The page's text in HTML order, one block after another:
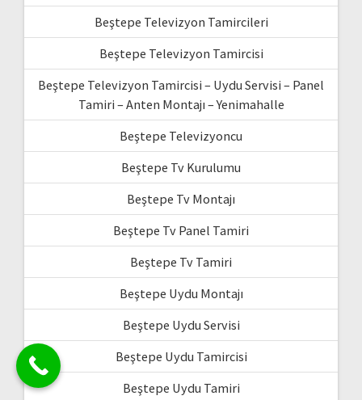
Beştepe Televizyon Tamircileri
Beştepe Televizyon Tamircisi
Beştepe Televizyon Tamircisi – Uydu Servisi – Panel
Tamiri – Anten Montajı – Yenimahalle
Beştepe Televizyoncu
Beştepe Tv Kurulumu
Beştepe Tv Montajı
Beştepe Tv Panel Tamiri
Beştepe Tv Tamiri
Beştepe Uydu Montajı
Beştepe Uydu Servisi
Beştepe Uydu Tamircisi
Beştepe Uydu Tamiri